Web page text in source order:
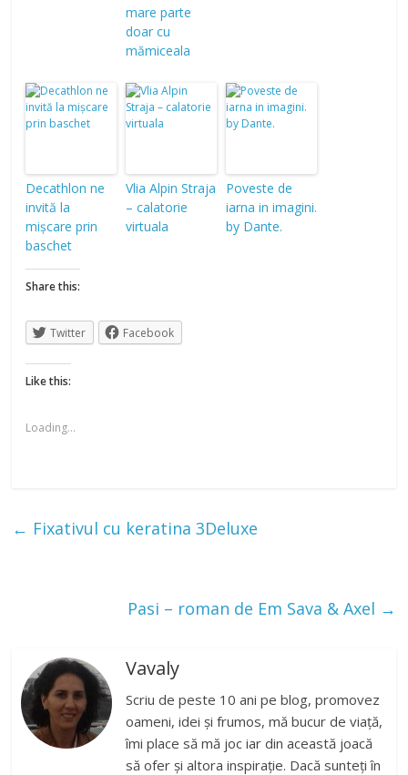
mare parte
doar cu
mămiceala
Decathlon ne
invită la
mișcare prin
baschet
Vlia Alpin Straja
– calatorie
virtuala
Poveste de
iarna in imagini.
by Dante.
Share this:
Twitter Facebook
Like this:
Loading...
← Fixativul cu keratina 3Deluxe
Pasi – roman de Em Sava & Axel →
Vavaly
Scriu de peste 10 ani pe blog, promovez
oameni, idei și frumos, mă bucur de viață,
îmi place să mă joc iar din această joacă
să ofer și altora inspirație. Dacă sunteți în